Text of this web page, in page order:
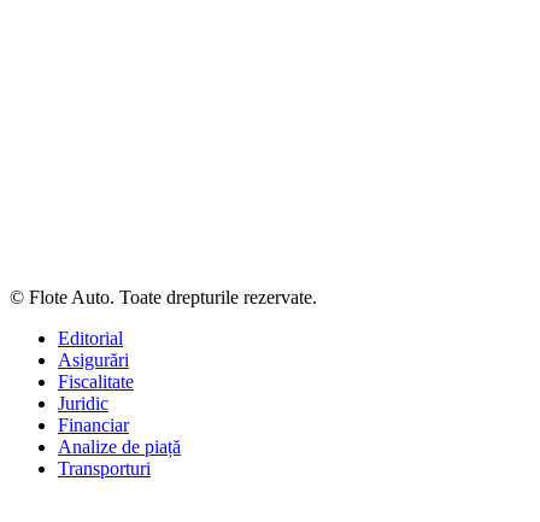
© Flote Auto. Toate drepturile rezervate.
Editorial
Asigurări
Fiscalitate
Juridic
Financiar
Analize de piață
Transporturi